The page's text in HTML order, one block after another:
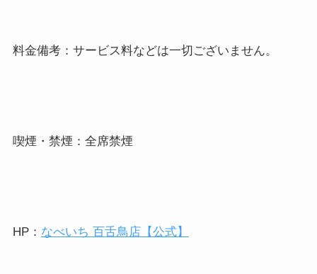
料金備考：サービス料などは一切ございません。
喫煙・禁煙：全席禁煙
HP： なべいち 百舌鳥店【公式】